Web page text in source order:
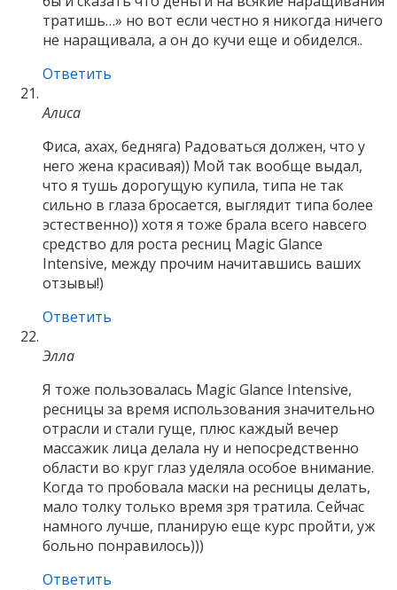
тратишь…» но вот если честно я никогда ничего
не наращивала, а он до кучи еще и обиделся..
Ответить
Алиса
Фиса, ахах, бедняга) Радоваться должен, что у
него жена красивая)) Мой так вообще выдал,
что я тушь дорогущую купила, типа не так
сильно в глаза бросается, выглядит типа более
эстественно)) хотя я тоже брала всего навсего
средство для роста ресниц Magic Glance
Intensive, между прочим начитавшись ваших
отзывы!)
Ответить
Элла
Я тоже пользовалась Magic Glance Intensive,
ресницы за время использования значительно
отрасли и стали гуще, плюс каждый вечер
массажик лица делала ну и непосредственно
области во круг глаз уделяла особое внимание.
Когда то пробовала маски на ресницы делать,
мало толку только время зря тратила. Сейчас
намного лучше, планирую еще курс пройти, уж
больно понравилось)))
Ответить